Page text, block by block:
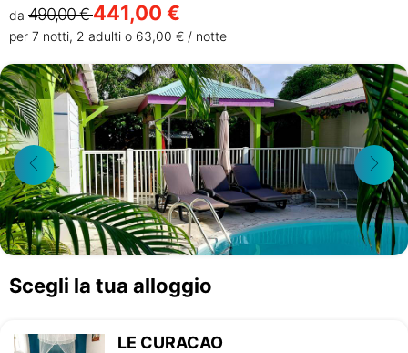
da 490,00 €441,00 €
per 7 notti, 2 adulti o 63,00 € / notte
Scegli la tua alloggio
LE CURACAO